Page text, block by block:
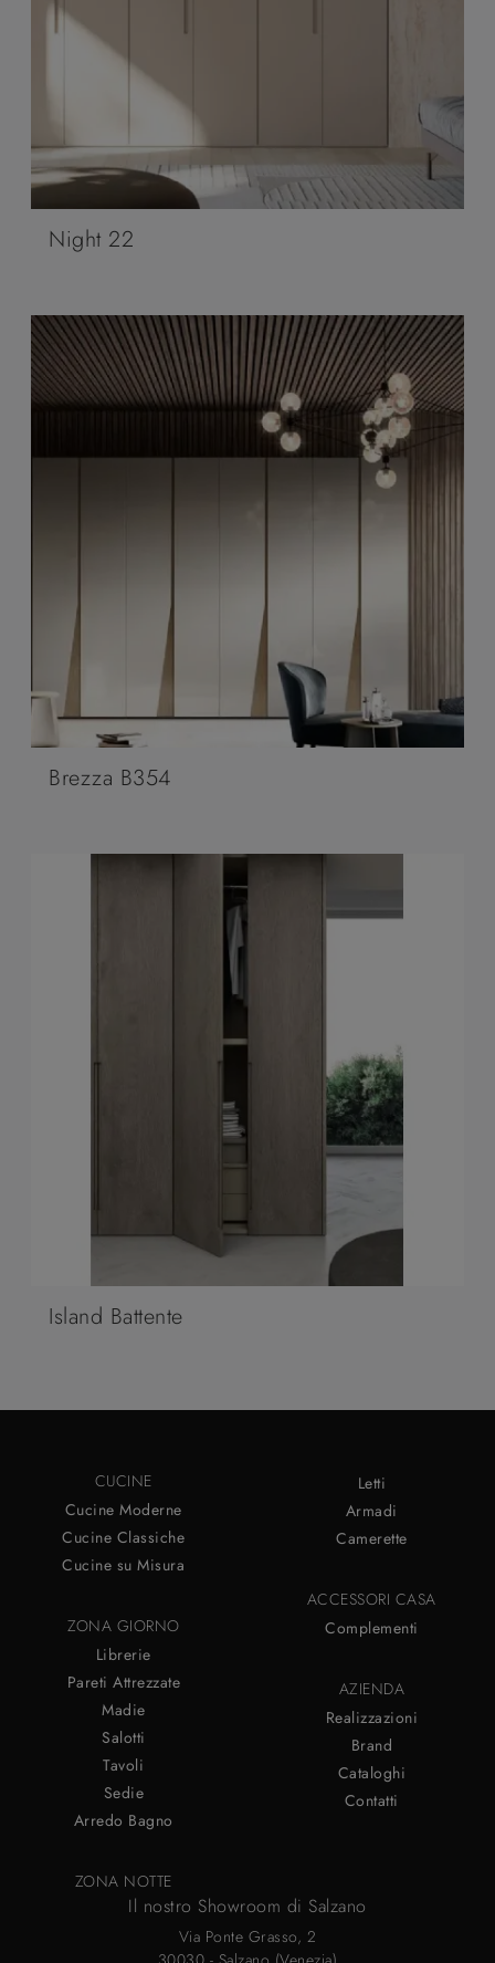
Night 22
Brezza B354
Island Battente
CUCINE
Cucine Moderne
Cucine Classiche
Cucine su Misura
ZONA GIORNO
Librerie
Pareti Attrezzate
Madie
Salotti
Tavoli
Sedie
Arredo Bagno
ZONA NOTTE
Letti
Armadi
Camerette
ACCESSORI CASA
Complementi
AZIENDA
Realizzazioni
Brand
Cataloghi
Contatti
Il nostro Showroom di Salzano
Via Ponte Grasso, 2